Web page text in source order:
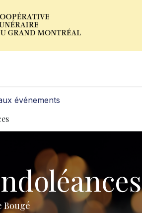
événements
Bougé